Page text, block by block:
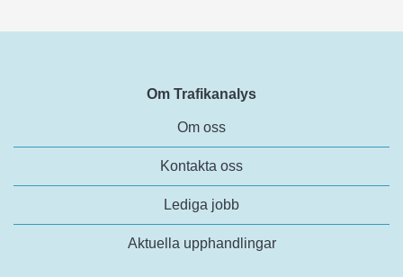
Om Trafikanalys
Om oss
Kontakta oss
Lediga jobb
Aktuella upphandlingar